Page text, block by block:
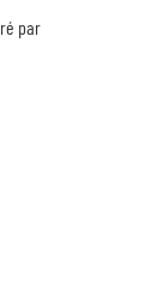
par